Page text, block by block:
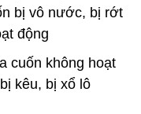
bị vô nước, bị rớt
động
cuốn không hoạt
kêu, bị xổ lô